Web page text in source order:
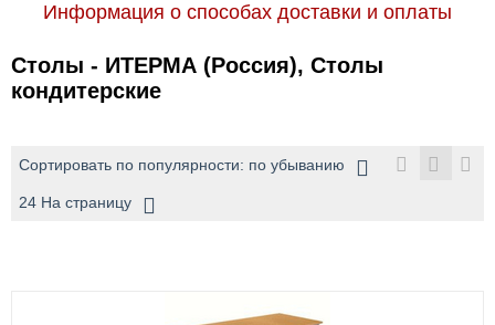
Информация о способах доставки и оплаты
Столы - ИТЕРМА (Россия), Столы
кондитерские
Сортировать по популярности: по убыванию
24 На страницу